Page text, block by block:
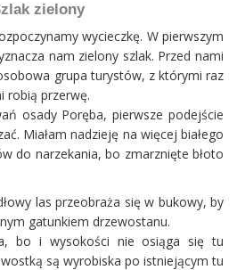
zielony
wycieczkę. W pierwszym
nam zielony szlak. Przed nami
grupa turystów, z którymi raz
robią przerwę.
osady Poręba, pierwsze podejście
Miałam nadzieję na więcej białego
do narzekania, bo zmarznięte błoto
las przeobraża się w bukowy, by
gatunkiem drzewostanu.
bo i wysokości nie osiąga się tu
są wyrobiska po istniejącym tu